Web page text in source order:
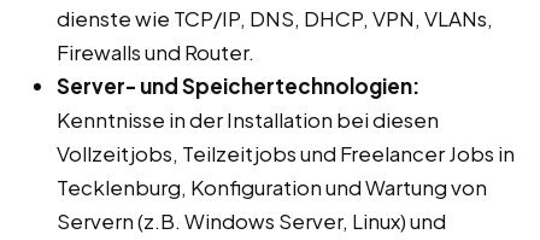
dienste wie TCP/IP, DNS, DHCP, VPN, VLANs,
Firewalls und Router.
Server- und Speichertechnologien:
Kenntnisse in der Installation bei diesen
Vollzeitjobs, Teilzeitjobs und Freelancer Jobs in
Tecklenburg, Konfiguration und Wartung von
Servern (z.B. Windows Server, Linux) und